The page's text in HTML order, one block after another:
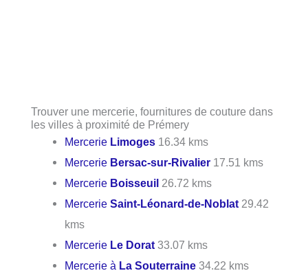
Trouver une mercerie, fournitures de couture dans
les villes à proximité de Prémery
Mercerie Limoges 16.34 kms
Mercerie Bersac-sur-Rivalier 17.51 kms
Mercerie Boisseuil 26.72 kms
MercerieSaint-Léonard-de-Noblat 29.42
kms
Mercerie Le Dorat 33.07 kms
Mercerie à La Souterraine 34.22 kms